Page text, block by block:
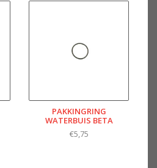
PAKKINGRING
WATERBUIS BETA
€5,75